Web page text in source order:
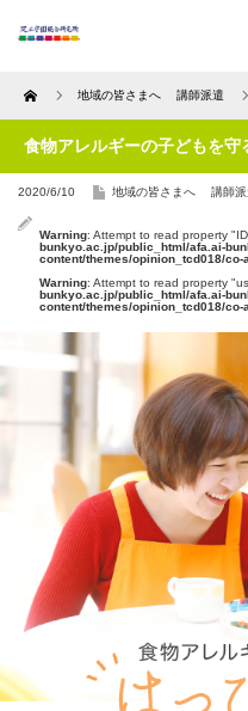
Home 地域の皆さまへ 講師派遣
食物アレルギーの子どもを守
2020/6/10 地域の皆さまへ 講師派
Warning: Attempt to read property
bunkyo.ac.jp/public_html/afa.ai-
content/themes/opinion_tcd018/
Warning: Attempt to read property
bunkyo.ac.jp/public_html/afa.ai-
content/themes/opinion_tcd018/